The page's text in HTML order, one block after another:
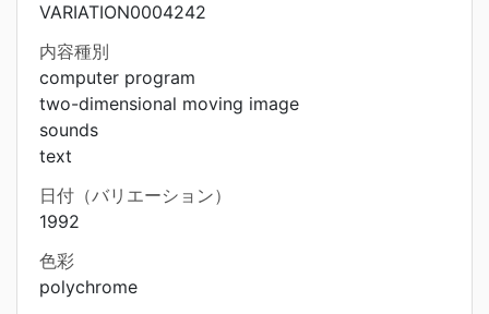
VARIATION0004242
内容種別
computer program
two-dimensional moving image
sounds
text
日付（バリエーション）
1992
色彩
polychrome